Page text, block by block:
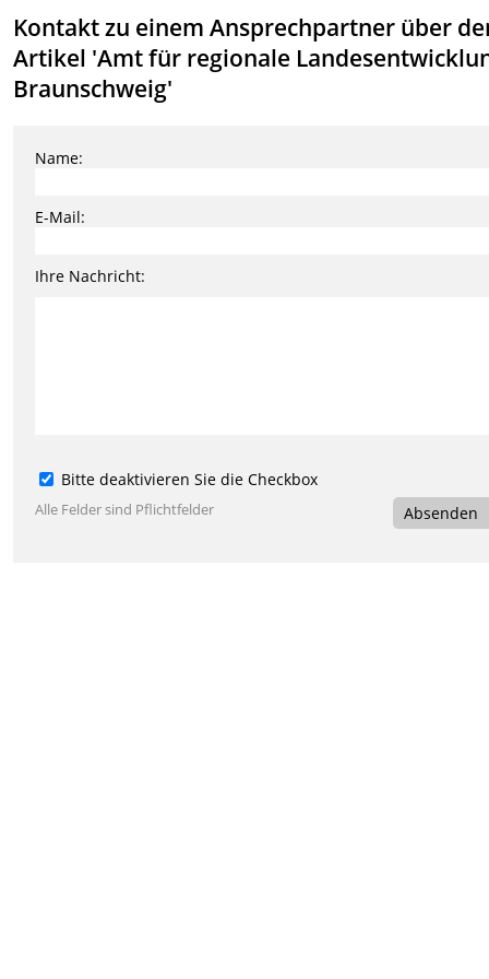
Kontakt zu einem Ansprechpartner über
Artikel 'Amt für regionale
Braunschweig'
Name:
E-Mail:
Ihre Nachricht:
Bitte deaktivieren Sie die Checkbox
Alle Felder sind Pflichtfelder Absenden